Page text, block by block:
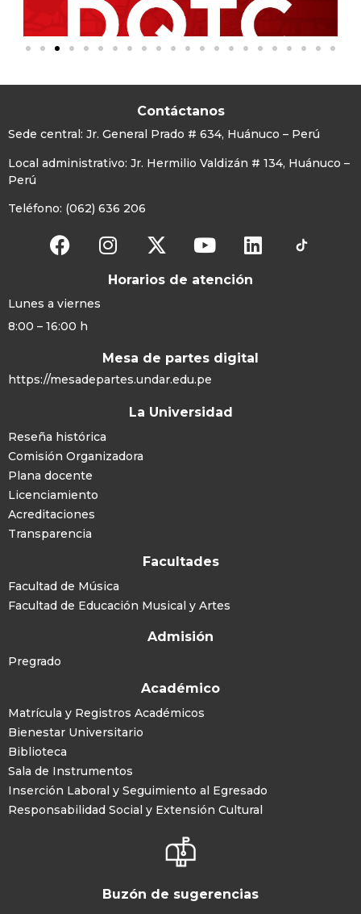
Contáctanos
Sede central: Jr. General Prado # 634, Huánuco – Perú
Local administrativo: Jr. Hermilio Valdizán # 134, Huánuco –
Perú
Teléfono: (062) 636 206
Horarios de atención
Lunes a viernes
8:00 – 16:00 h
Mesa de partes digital
https://mesadepartes.undar.edu.pe
La Universidad
Reseña histórica
Comisión Organizadora
Plana docente
Licenciamiento
Acreditaciones
Transparencia
Facultades
Facultad de Música
Facultad de Educación Musical y Artes
Admisión
Pregrado
Académico
Matrícula y Registros Académicos
Bienestar Universitario
Biblioteca
Sala de Instrumentos
Inserción Laboral y Seguimiento al Egresado
Responsabilidad Social y Extensión Cultural
Buzón de sugerencias